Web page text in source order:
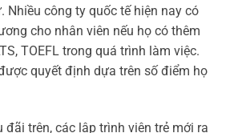
Nhiều công ty quốc tế hiện nay có
cho nhân viên nếu họ có thêm
TOEFL trong quá trình làm việc.
quyết định dựa trên số điểm họ
đãi trên, các lập trình viên trẻ mới ra